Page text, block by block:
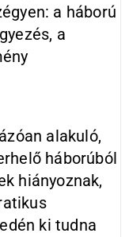
a háború
a
alakuló,
háborúból
hiányoznak,
ki tudna